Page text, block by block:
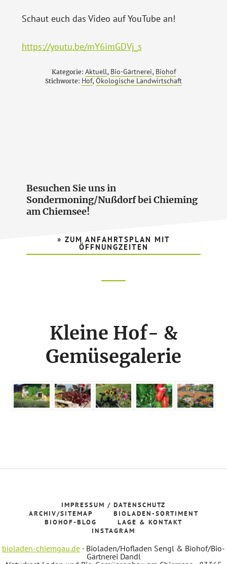
Schaut euch das Video auf YouTube an!
https://youtu.be/mY6imGDVj_s
Kategorie: Aktuell, Bio-Gärtnerei, Biohof
Stichworte: Hof, Ökologische Landwirtschaft
Besuchen Sie uns in
Sondermoning/Nußdorf bei Chieming
am Chiemsee!
» ZUM ANFAHRTSPLAN MIT
ÖFFNUNGZEITEN
Kleine Hof- &
Gemüsegalerie
IMPRESSUM / DATENSCHUTZ
ARCHIV/SITEMAP
BIOLADEN-SORTIMENT
BIOHOF-BLOG
LAGE & KONTAKT
INSTAGRAM
bioladen-chiemgau.de · Bioladen/Hofladen Sengl & Biohof/Bio-
Gärtnerei Dandl